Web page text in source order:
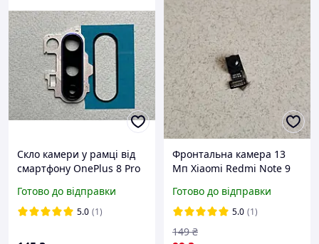
Скло камери у рамці від
смартфону OnePlus 8 Pro
Готово до відправки
5.0 (1)
Фронтальна камера 13
Мп Xiaomi Redmi Note 9
Готово до відправки
5.0 (1)
149 ₴